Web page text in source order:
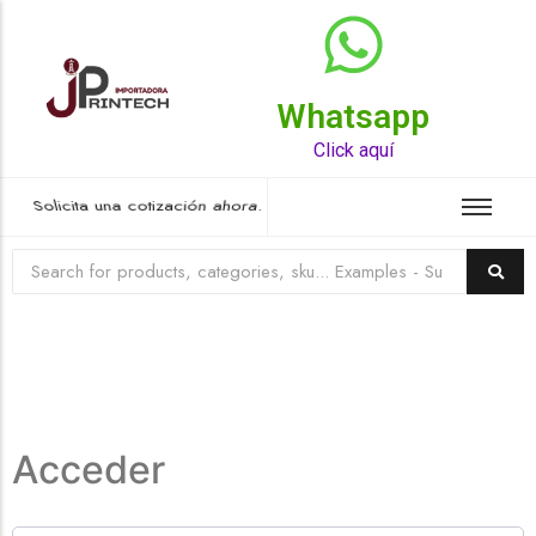
Whatsapp
Click aquí
Solicita una cotización ahora.
Top Rated Product
Acceder